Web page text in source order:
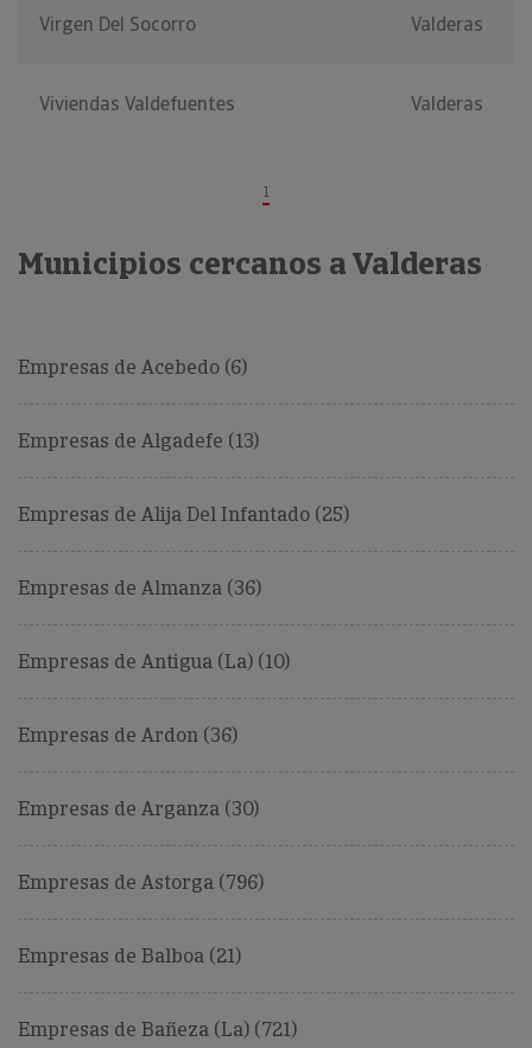
Virgen Del Socorro Valderas
Viviendas Valdefuentes Valderas
1
Municipios cercanos a Valderas
Empresas de Acebedo (6)
Empresas de Algadefe (13)
Empresas de Alija Del Infantado (25)
Empresas de Almanza (36)
Empresas de Antigua (La) (10)
Empresas de Ardon (36)
Empresas de Arganza (30)
Empresas de Astorga (796)
Empresas de Balboa (21)
Empresas de Bañeza (La) (721)